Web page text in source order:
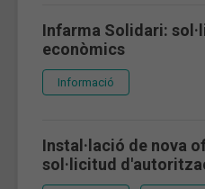
Infarma Solidari:
econòmics
Informació
Instal·lació de nova
sol·licitud